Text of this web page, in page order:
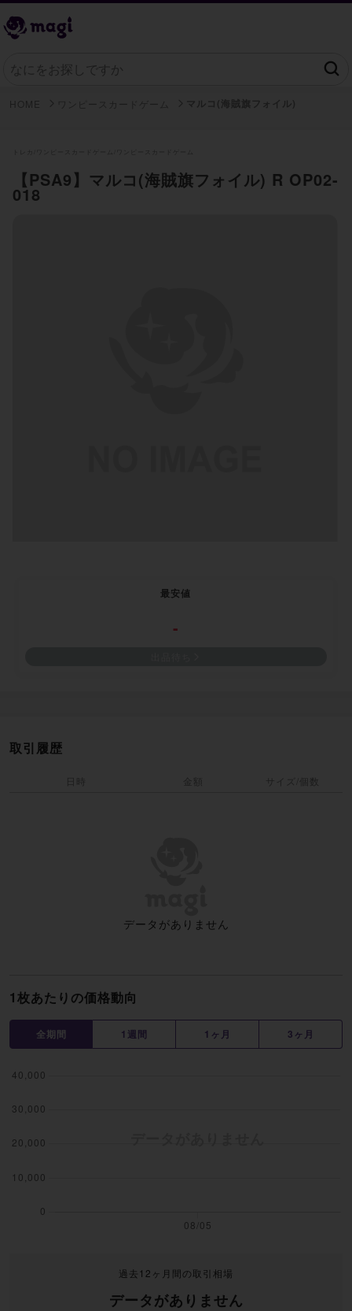
【PSA9】マルコ(海賊旗フォイル) R OP02-
018
最安値
-
1枚あたりの価格動向
全期間 1週間 1ヶ月 3ヶ月
過去12ヶ月間の取引相場
データがありません
取引履歴
日時 金額 サイズ/個数
データがありません